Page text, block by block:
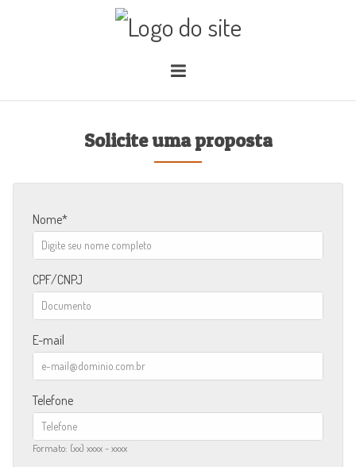
Solicite uma proposta
Nome
CPF/CNPJ
E-mail
Telefone
Formato: (xx) xxxx - xxxx